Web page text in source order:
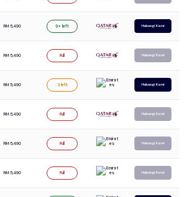
RM 5,490 9+ left Hubungi Kami
RM 5,490 Full Hubungi Kami
RM 5,490 3 left Hubungi Kami
RM 5,490 Full Hubungi Kami
RM 5,490 Full Hubungi Kami
RM 5,490 Full Hubungi Kami